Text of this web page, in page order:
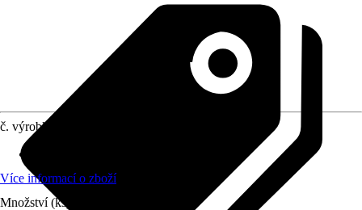
č. výrobku
Více informací o zboží
Množství (ks)